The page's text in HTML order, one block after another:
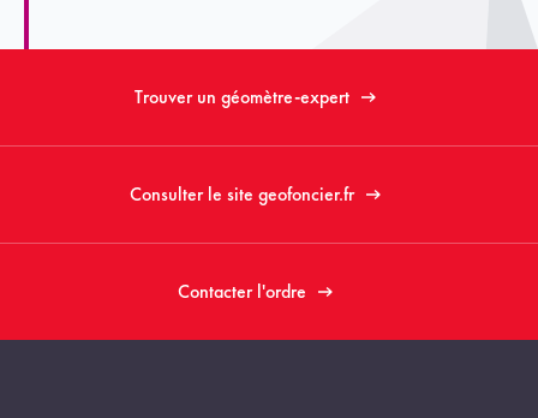
Trouver un géomètre-expert
Consulter le site geofoncier.fr
Contacter l'ordre